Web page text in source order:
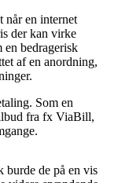
når en internet
der kan virke
bedragerisk
af en anordning,
Som en
fra fx ViaBill,
burde de på en vis